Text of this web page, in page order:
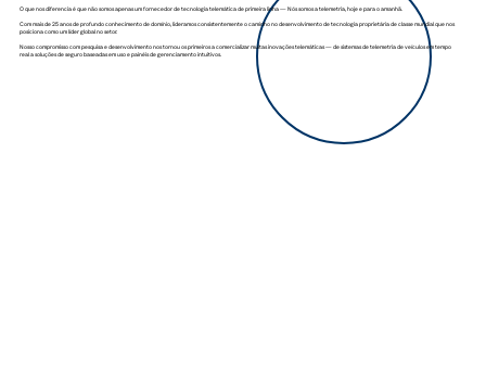
O que nos diferencia é que não somos apenas um fornecedor de tecnologia telemática de primeira linha — Nós somos a telemetria, hoje e para o amanhã.
Com mais de 25 anos de profundo conhecimento de domínio, lideramos consistentemente o caminho no desenvolvimento de tecnologia proprietária de classe mundial que nos
posiciona como um líder global no setor.
Nosso compromisso com pesquisa e desenvolvimento nos tornou os primeiros a comercializar muitas inovações telemáticas — de sistemas de telemetria de veículos em tempo
real a soluções de seguro baseadas em uso e painéis de gerenciamento intuitivos.